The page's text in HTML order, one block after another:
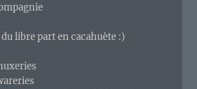
libre part en cacahuète :)